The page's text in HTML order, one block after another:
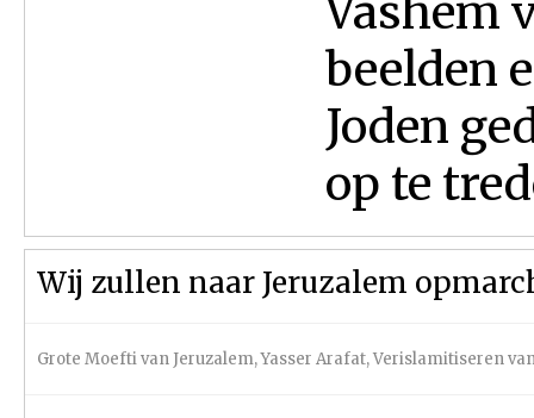
Vashem
beelden
Joden
op te
Wij zullen naar Jeruzalem
Grote Moefti van Jeruzalem,Yasser Arafat,Verislamitiseren